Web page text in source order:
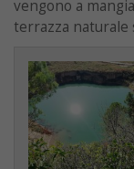
vengono a
terrazza naturale